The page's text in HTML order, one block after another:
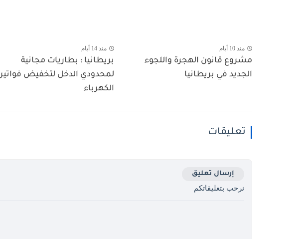
منذ 10 أيام
مشروع قانون الهجرة واللجوء
الجديد في بريطانيا
منذ 14 أيام
بريطانيا : بطاريات مجانية
لمحدودي الدخل لتخفيض فواتير
الكهرباء
تعليقات
إرسال تعليق
نرحب بتعليقاتكم